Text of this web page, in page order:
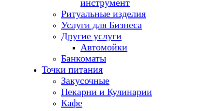
инструмент
Ритуальные изделия
Услуги для Бизнеса
Другие услуги
Автомойки
Банкоматы
Точки питания
Закусочные
Пекарни и Кулинарии
Кафе